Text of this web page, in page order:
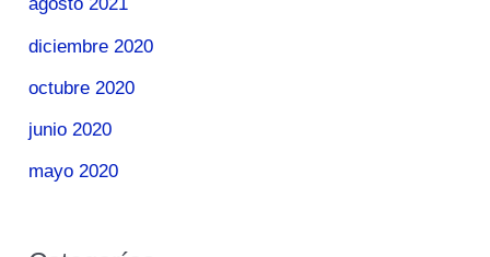
diciembre 2020
octubre 2020
junio 2020
mayo 2020